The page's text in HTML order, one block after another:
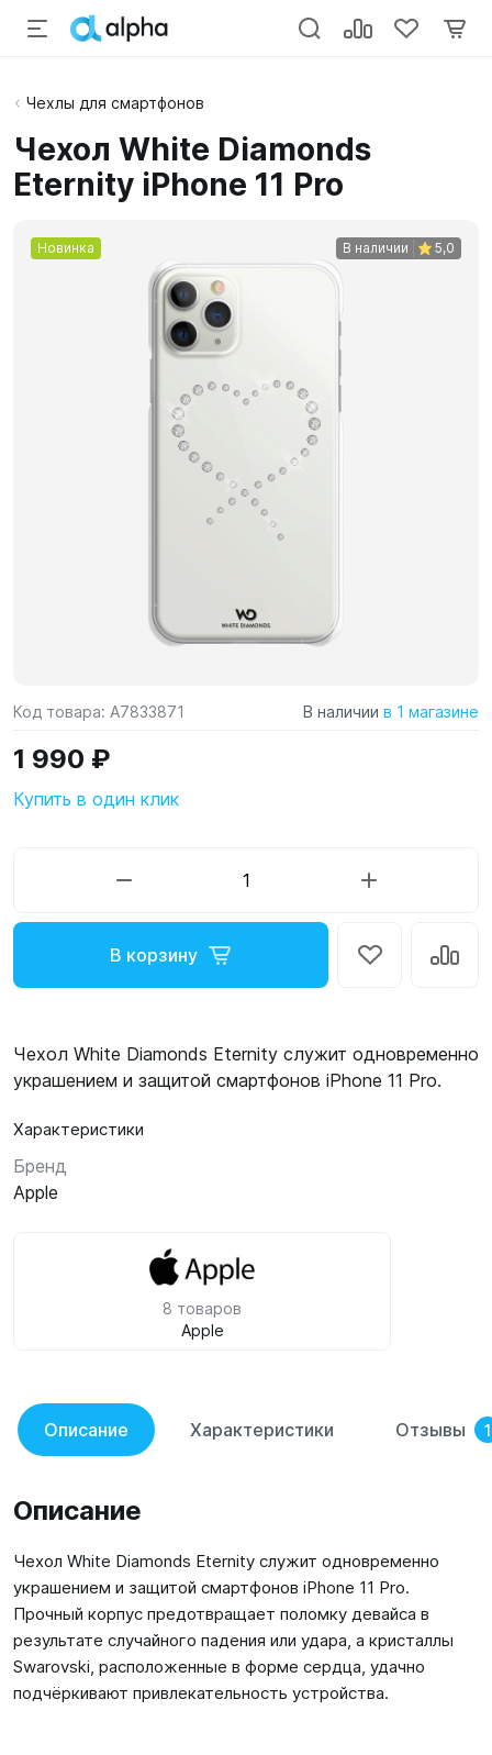
Чехлы для смартфонов
Чехол White Diamonds
Eternity iPhone 11 Pro
Новинка В наличии 5,0
Код товара: A7833871 В наличии в 1 магазине
1 990 ₽
Купить в один клик
В корзину
Чехол White Diamonds Eternity служит одновременно
украшением и защитой смартфонов iPhone 11 Pro.
Характеристики
Бренд
Apple
8 товаров
Apple
Описание Характеристики Отзывы 1
Описание
Чехол White Diamonds Eternity служит одновременно
украшением и защитой смартфонов iPhone 11 Pro.
Прочный корпус предотвращает поломку девайса в
результате случайного падения или удара, а кристаллы
Swarovski, расположенные в форме сердца, удачно
подчёркивают привлекательность устройства.